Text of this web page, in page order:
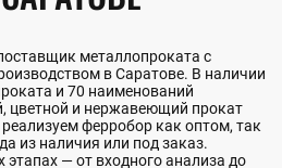
металлопроката с
в Саратове. В наличии
и 70 наименований
цветной и нержавеющий прокат
ферробор как оптом, так
из наличия или под заказ.
этапах — от входного анализа до